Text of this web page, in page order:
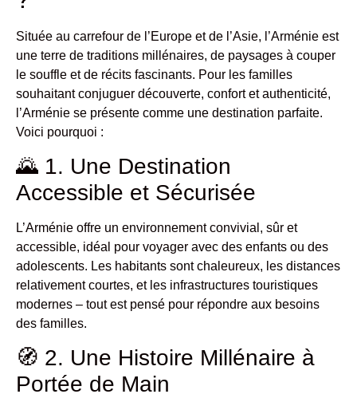
Située au carrefour de l’Europe et de l’Asie, l’Arménie est
une terre de traditions millénaires, de paysages à couper
le souffle et de récits fascinants. Pour les familles
souhaitant conjuguer découverte, confort et authenticité,
l’Arménie se présente comme une destination parfaite.
Voici pourquoi :
🌄 1. Une Destination
Accessible et Sécurisée
L’Arménie offre un environnement convivial, sûr et
accessible, idéal pour voyager avec des enfants ou des
adolescents. Les habitants sont chaleureux, les distances
relativement courtes, et les infrastructures touristiques
modernes – tout est pensé pour répondre aux besoins
des familles.
🧭 2. Une Histoire Millénaire à
Portée de Main